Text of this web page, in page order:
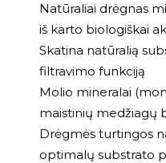
Natūraliai drėgnas
iš karto biologiškai
Skatina natūralią
filtravimo funkciją
Molio mineralai
maistinių medžiagų
Drėgmės turtingos
optimalų substrato